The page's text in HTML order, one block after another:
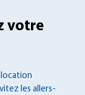
votre
les allers-